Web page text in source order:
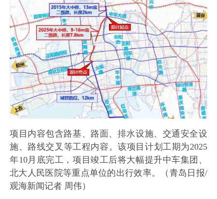
项目内容包含路基、路面、排水设施、交通安全设
施、路线交叉等工程内容。该项目计划工期为2025
年10月底完工，项目竣工后将大幅提升中车集团、
北大人民医院等重点单位的出行效率。（青岛日报/
观海新闻记者 周伟）